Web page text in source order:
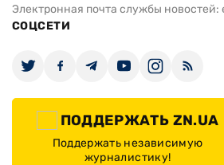
Электронная почта службы новостей:
СОЦСЕТИ
ПОДДЕРЖАТЬ ZN.UA
Поддержать независимую
журналистику!